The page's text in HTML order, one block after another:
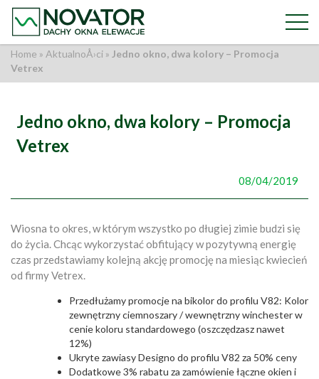
Home » AktualnoÅ›ci » Jedno okno, dwa kolory – Promocja
Vetrex
Jedno okno, dwa kolory – Promocja
Vetrex
08/04/2019
Wiosna to okres, w którym wszystko po długiej zimie budzi się
do życia. Chcąc wykorzystać obfitujący w pozytywną energię
czas przedstawiamy kolejną akcję promocję na miesiąc kwiecień
od firmy Vetrex.
Przedłużamy promocje na bikolor do profilu V82: Kolor
zewnętrzny ciemnoszary / wewnętrzny winchester w
cenie koloru standardowego (oszczędzasz nawet
12%)
Ukryte zawiasy Designo do profilu V82 za 50% ceny
Dodatkowe 3% rabatu za zamówienie łączne okien i